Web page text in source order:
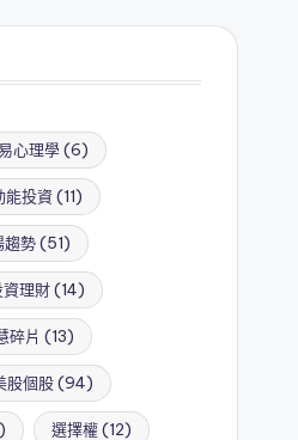
心理學(6)
能投資(11)
趨勢(51)
資理財(14)
碎片 (13)
股個股(94)
選擇權(12)